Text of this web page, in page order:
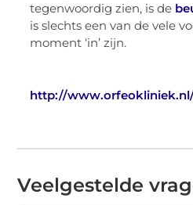
tegenwoordig zien, is de
is slechts een van de vele
moment ‘in’ zijn.
http://
Veelgestelde